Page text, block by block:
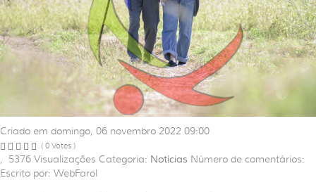
Criado em domingo, 06 novembro 2022 09:00
( 0 Votes )
, 5376 Visualizações Categoria: Notícias Número de comentários:
Escrito por: WebFarol